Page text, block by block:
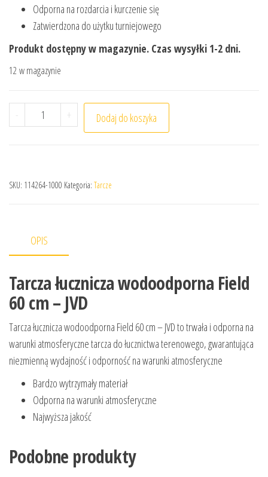
Odporna na rozdarcia i kurczenie się
Zatwierdzona do użytku turniejowego
Produkt dostępny w magazynie. Czas wysyłki 1-2 dni.
12 w magazynie
- ilość Tarcza łucznicza wodoodporna Field 60 cm - JVD
+ Dodaj do koszyka
SKU: 114264-1000 Kategoria: Tarcze
OPIS
Tarcza łucznicza wodoodporna Field
60 cm – JVD
Tarcza łucznicza wodoodporna Field 60 cm – JVD to trwała i odporna na
warunki atmosferyczne tarcza do łucznictwa terenowego, gwarantująca
niezmienną wydajność i odporność na warunki atmosferyczne
Bardzo wytrzymały materiał
Odporna na warunki atmosferyczne
Najwyższa jakość
Podobne produkty